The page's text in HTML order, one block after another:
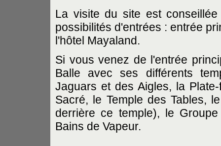
La visite du site est
possibilités d'entrées : entrée
l'hôtel Mayaland.
Si vous venez de l'entrée
Balle avec ses différents
Jaguars et des Aigles, la
Sacré, le Temple des Tables,
derrière ce temple), le
Bains de Vapeur.